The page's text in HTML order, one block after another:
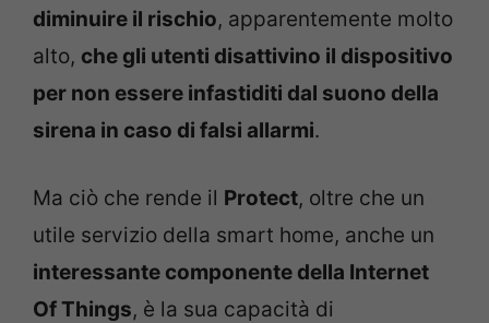
diminuire il rischio, apparentemente molto
alto, che gli utenti disattivino il dispositivo
per non essere infastiditi dal suono della
sirena in caso di falsi allarmi.
Ma ciò che rende il Protect, oltre che un
utile servizio della smart home, anche un
interessante componente della Internet
Of Things, è la sua capacità di